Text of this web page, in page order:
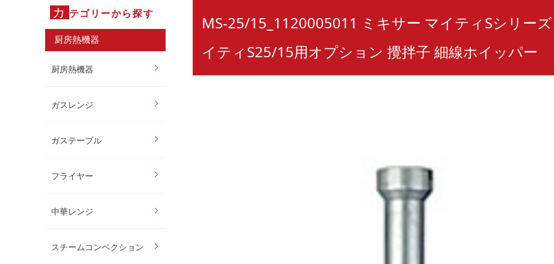
カ テゴリーから探す
厨房熱機器
厨房熱機器
ガスレンジ
ガステーブル
フライヤー
中華レンジ
スチームコンベクション
MS-25/15_1120005011 ミキサー マイティSシリー
イティS25/15用オプション 攪拌子 細線ホイッパー